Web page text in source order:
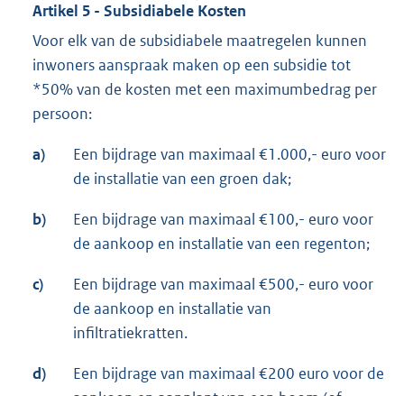
Artikel 5 - Subsidiabele Kosten
Voor elk van de subsidiabele maatregelen kunnen
inwoners aanspraak maken op een subsidie tot
*50% van de kosten met een maximumbedrag per
persoon:
a)
Een bijdrage van maximaal €1.000,- euro voor
de installatie van een groen dak;
b)
Een bijdrage van maximaal €100,- euro voor
de aankoop en installatie van een regenton;
c)
Een bijdrage van maximaal €500,- euro voor
de aankoop en installatie van
infiltratiekratten.
d)
Een bijdrage van maximaal €200 euro voor de